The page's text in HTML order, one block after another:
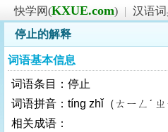
快学网(KXUE.com) | 汉语
停止的解释
词语基本信息
词语条目：停止
词语拼音：tíng zhǐ（ㄊㄧㄥˊ ㄓ
相关成语：